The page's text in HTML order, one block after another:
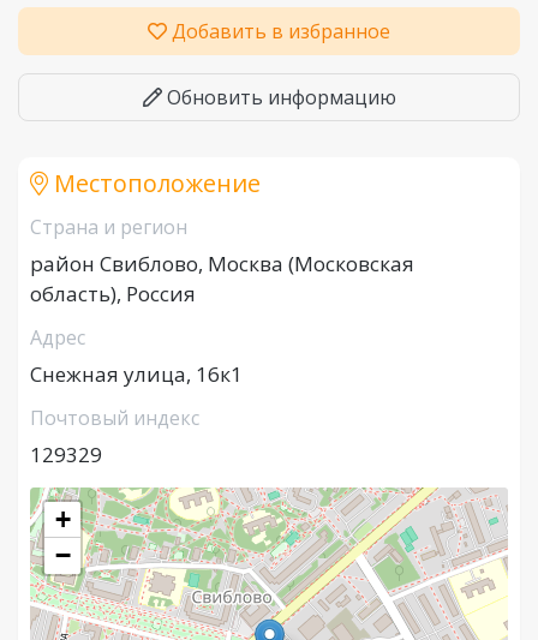
Добавить в избранное
Обновить информацию
Местоположение
Страна и регион
район Свиблово, Москва (Московская
область), Россия
Адрес
Снежная улица, 16к1
Почтовый индекс
129329
+
−